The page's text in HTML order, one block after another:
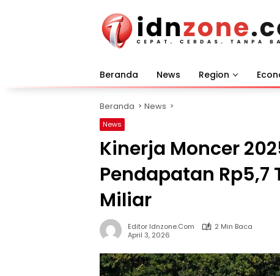
Beranda News Region
Beranda News
News
Kinerja Moncer
Pendapatan Rp5,7
Miliar
Editor Idnzone.com
2 Min Baca
April 3, 2026